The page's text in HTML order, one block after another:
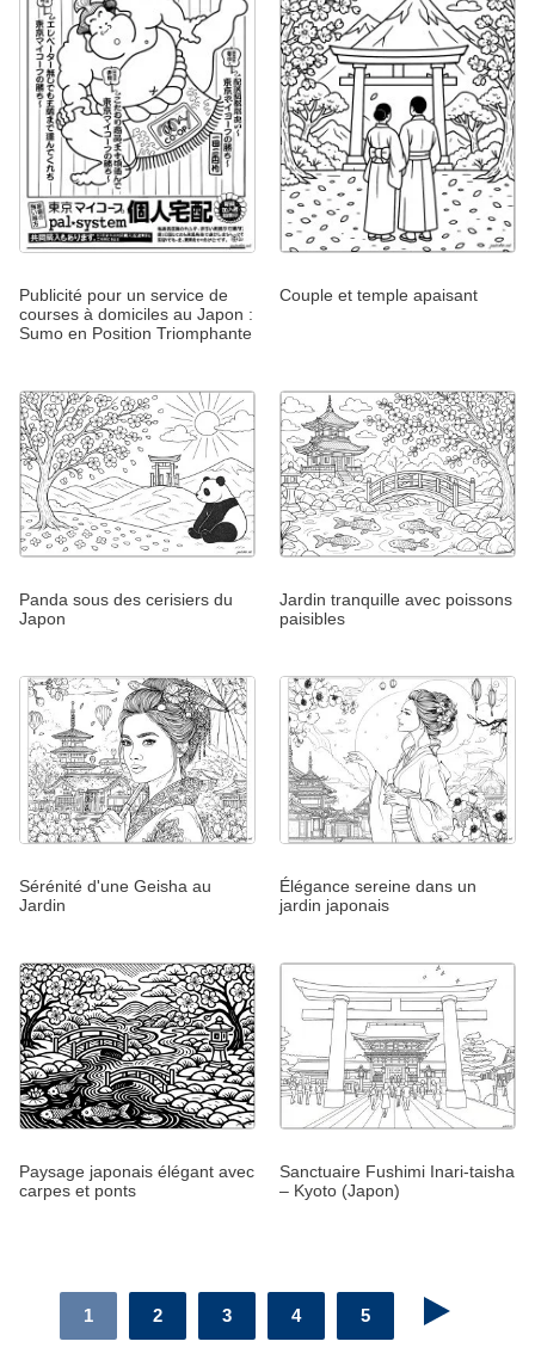
Publicité pour un service de
courses à domiciles au Japon :
Sumo en Position Triomphante
Couple et temple apaisant
Panda sous des cerisiers du
Japon
Jardin tranquille avec poissons
paisibles
Sérénité d'une Geisha au
Jardin
Élégance sereine dans un
jardin japonais
Paysage japonais élégant avec
carpes et ponts
Sanctuaire Fushimi Inari-taisha
– Kyoto (Japon)
1 2 3 4 5